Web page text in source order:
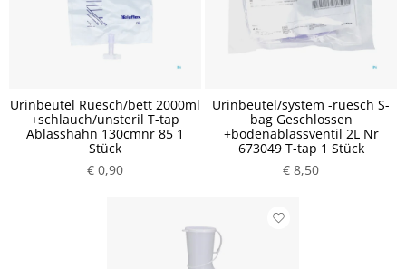
Urinbeutel Ruesch/bett 2000ml
+schlauch/unsteril T-tap
Ablasshahn 130cmnr 85 1
Stück
€ 0,90
Urinbeutel/system -ruesch S-
bag Geschlossen
+bodenablassventil 2L Nr
673049 T-tap 1 Stück
€ 8,50